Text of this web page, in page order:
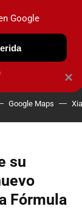
Google Maps
su
Fórmula
×
Google